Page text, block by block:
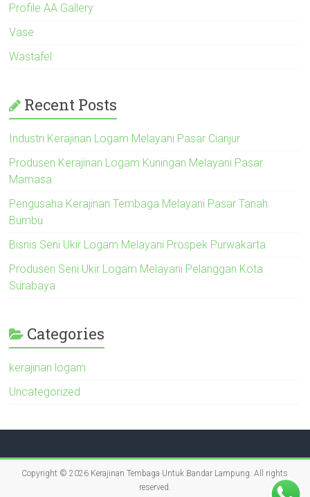
Profile AA Gallery
Vase
Wastafel
Recent Posts
Industri Kerajinan Logam Melayani Pasar Cianjur
Produsen Kerajinan Logam Kuningan Melayani Pasar
Mamasa
Pengusaha Kerajinan Tembaga Melayani Pasar Tanah
Bumbu
Bisnis Seni Ukir Logam Melayani Prospek Purwakarta
Produsen Seni Ukir Logam Melayani Pelanggan Kota
Surabaya
Categories
kerajinan logam
Uncategorized
Copyright © 2026 Kerajinan Tembaga Untuk Bandar Lampung. All rights
reserved.